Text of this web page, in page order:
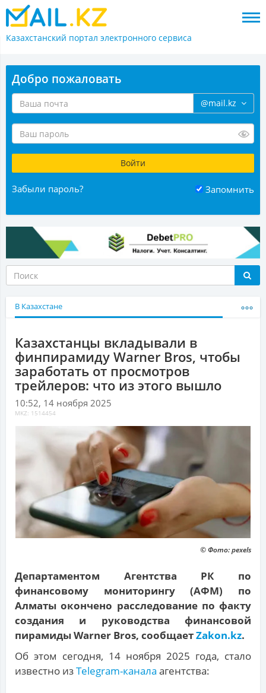
Казахстанский портал электронного сервиса
Добро пожаловать
@mail.kz
Забыли пароль? Запомнить
В Казахстане
Казахстанцы вкладывали в
финпирамиду Warner Bros, чтобы
заработать от просмотров
трейлеров: что из этого вышло
10:52, 14 ноября 2025
MKZ: 1514454
© Фото: pexels
Департаментом Агентства РК по
финансовому мониторингу (АФМ) по
Алматы окончено расследование по факту
создания и руководства финансовой
пирамиды Warner Bros, сообщаетZakon.kz.
Об этом сегодня, 14 ноября 2025 года, стало
известно изTelegram-канала агентства: